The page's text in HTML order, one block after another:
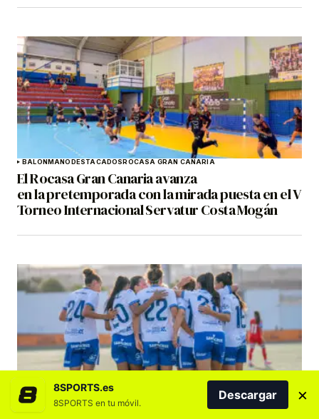
BALONMANODESTACADOSROCASA GRAN CANARIA
El Rocasa Gran Canaria avanza
en la pretemporada con la mirada puesta en el V
Torneo Internacional Servatur Costa Mogán
COSTA ADEJE TENERIFEDESTACADOS FÚTBOL FEMENINO
El Costa Adeje Tenerife Egatesa avanza con
8SPORTS.es
8SPORTS en tu móvil.
Descargar ×